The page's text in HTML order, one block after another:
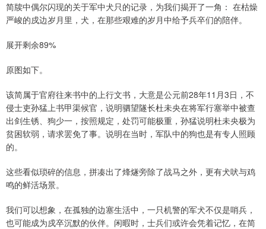
简牍中偶尔闪现的关于军中犬只的记录，为我们揭开了一角： 在枯燥
严峻的戍边岁月里，犬，在那些艰难的岁月中给予兵卒们的陪伴。
展开剩余89%
原图如下。
该简属于官府往来书中的上行文书，大意是公元前28年11月3日，不
侵士吏孙猛上书甲渠候官，说明驷望隧长杜未央在将军行塞举中被查
出剑生锈、狗少一，按照规定，处罚可能极重，孙猛说明杜未央极为
贫困软弱，请求罢免了事。说明在当时，军队中的狗也是有专人照顾
的。
这些看似琐碎的信息，拼凑出了烽燧旁除了战马之外，更有犬吠与鸡
鸣的鲜活场景。
我们可以想象，在孤独的边塞生活中，一只机警的军犬不仅是哨兵，
也可能成为戍卒沉默的伙伴。闲暇时，士兵们或许会凭着记忆，在简